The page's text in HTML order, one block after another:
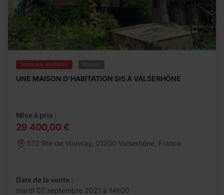
Vente aux enchères Maison
UNE MAISON D'HABITATION SIS À VALSERHÔNE
Mise à prix :
29 400,00 €
572 Rte de Vouvray, 01200 Valserhône, France
Date de la vente :
mardi 07 septembre 2021 à 14h00